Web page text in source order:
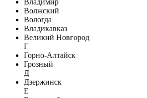
Волжский
Вологда
Владикавказ
Великий Новгород
Г
Горно-Алтайск
Грозный
Д
Дзержинск
Е